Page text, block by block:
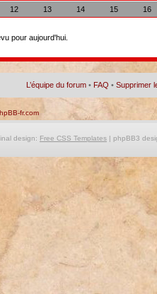
12 13 14 15 16
pour aujourd'hui.
L’équipe du forum • FAQ •Supprimer
fr.com
design: Free CSS Templates| phpBB3